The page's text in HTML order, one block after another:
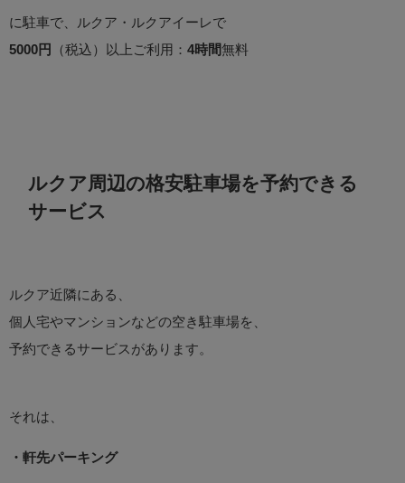
に駐車で、ルクア・ルクアイーレで
5000円
（税込）以上ご利用： 4時間無料
ルクア周辺の格安駐車場を予約できる
サービス
ルクア近隣にある、
個人宅やマンションなどの空き駐車場を、
予約できるサービスがあります。
それは、
・軒先パーキング